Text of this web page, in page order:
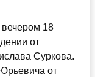
18
от
Суркова.
от